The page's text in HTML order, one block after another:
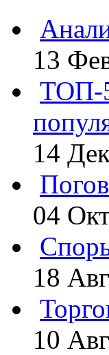
13
ТОП-
14
04
18
10